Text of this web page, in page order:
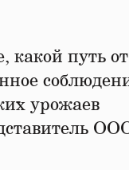
какой путь от
урожаев